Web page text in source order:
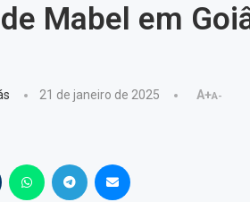
Mabel em
21 de janeiro de 2025 A+A-